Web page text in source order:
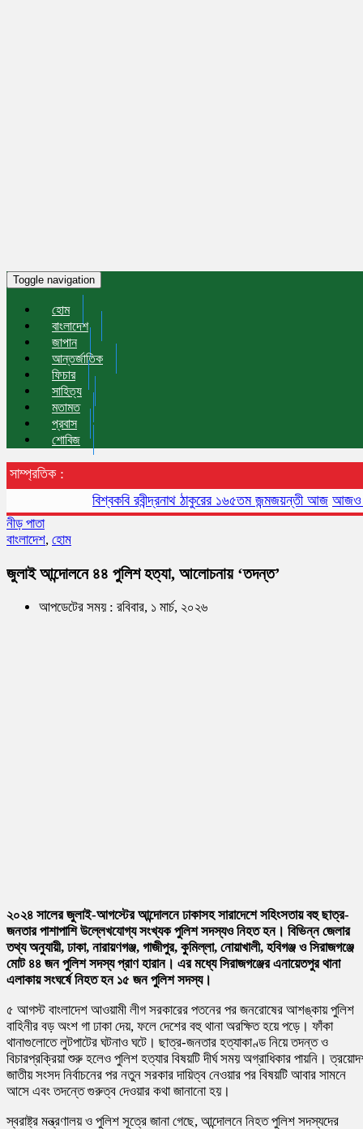
Toggle navigation
হোম
বাংলাদেশ
জাপান
আন্তর্জাতিক
ফিচার
সাহিত্য
মতামত
প্রবাস
শোবিজ
সাম্প্রতিক :
বিশ্বকবি রবীন্দ্রনাথ ঠাকুরের ১৬৫তম জন্মজয়ন্তী আজ আজও বায়ুদূষণে
নীড় পাতা
বাংলাদেশ, হোম
জুলাই আন্দোলনে ৪৪ পুলিশ হত্যা, আলোচনায় ‘তদন্ত’
আপডেটের সময় : রবিবার, ১ মার্চ, ২০২৬
২০২৪ সালের জুলাই-আগস্টের আন্দোলনে ঢাকাসহ সারাদেশে সহিংসতায় বহু ছাত্র-
জনতার পাশাপাশি উল্লেখযোগ্য সংখ্যক পুলিশ সদস্যও নিহত হন। বিভিন্ন জেলার
তথ্য অনুযায়ী, ঢাকা, নারায়ণগঞ্জ, গাজীপুর, কুমিল্লা, নোয়াখালী, হবিগঞ্জ ও সিরাজগঞ্জে
মোট ৪৪ জন পুলিশ সদস্য প্রাণ হারান। এর মধ্যে সিরাজগঞ্জেরএনায়েতপুর থানা
এলাকায় সংঘর্ষে নিহত হন ১৫ জন পুলিশ সদস্য।
৫ আগস্ট বাংলাদেশ আওয়ামী লীগ সরকারের পতনের পর জনরোষের আশঙ্কায় পুলিশ
বাহিনীর বড় অংশ গা ঢাকা দেয়, ফলে দেশের বহু থানা অরক্ষিত হয়ে পড়ে। ফাঁকা
থানাগুলোতে লুটপাটের ঘটনাও ঘটে। ছাত্র-জনতার হত্যাকাণ্ড নিয়ে তদন্ত ও
বিচারপ্রক্রিয়া শুরু হলেও পুলিশ হত্যার বিষয়টি দীর্ঘ সময় অগ্রাধিকার পায়নি।
জাতীয় সংসদ নির্বাচনের পর নতুন সরকার দায়িত্ব নেওয়ার পর বিষয়টি আবার সামনে
আসে এবং তদন্তে গুরুত্ব দেওয়ার কথা জানানো হয়।
স্বরাষ্ট্র মন্ত্রণালয় ও পুলিশ সূত্রে জানা গেছে, আন্দোলনে নিহত পুলিশ সদস্যদের